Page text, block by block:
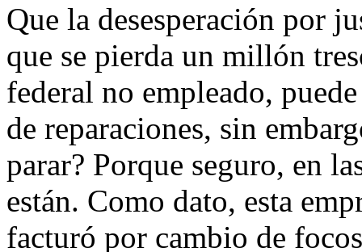
Que la desesperación por
que se pierda un millón
federal no empleado,
de reparaciones, sin
parar? Porque seguro, en
están. Como dato, esta
facturó por cambio de